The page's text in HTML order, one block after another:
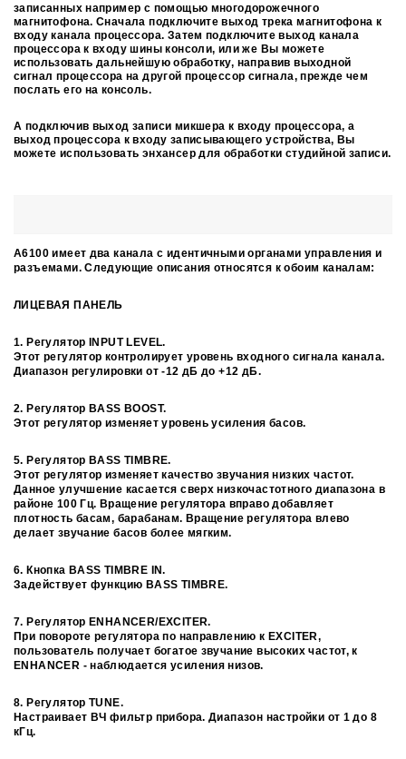
записанных например с помощью многодорожечного
магнитофона. Сначала подключите выход трека магнитофона к
входу канала процессора. Затем подключите выход канала
процессора к входу шины консоли, или же Вы можете
использовать дальнейшую обработку, направив выходной
сигнал процессора на другой процессор сигнала, прежде чем
послать его на консоль.
А подключив выход записи микшера к входу процессора, а
выход процессора к входу записывающего устройства, Вы
можете использовать энхансер для обработки студийной записи.
A6100 имеет два канала с идентичными органами управления и
разъемами. Следующие описания относятся к обоим каналам:
ЛИЦЕВАЯ ПАНЕЛЬ
1. Регулятор INPUT LEVEL.
Этот регулятор контролирует уровень входного сигнала канала.
Диапазон регулировки от -12 дБ до +12 дБ.
2. Регулятор BASS BOOST.
Этот регулятор изменяет уровень усиления басов.
5. Регулятор BASS TIMBRE.
Этот регулятор изменяет качество звучания низких частот.
Данное улучшение касается сверх низкочастотного диапазона в
районе 100 Гц. Вращение регулятора вправо добавляет
плотность басам, барабанам. Вращение регулятора влево
делает звучание басов более мягким.
6. Кнопка BASS TIMBRE IN.
Задействует функцию BASS TIMBRE.
7. Регулятор ENHANCER/EXCITER.
При повороте регулятора по направлению к EXCITER,
пользователь получает богатое звучание высоких частот, к
ENHANCER - наблюдается усиления низов.
8. Регулятор TUNE.
Настраивает ВЧ фильтр прибора. Диапазон настройки от 1 до 8
кГц.